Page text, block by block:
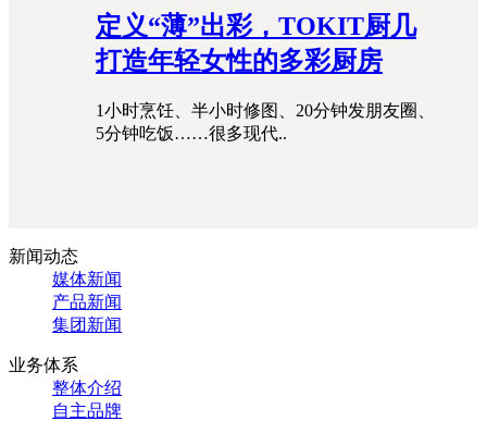
定义“薄”出彩，TOKIT厨几
打造年轻女性的多彩厨房
1小时烹饪、半小时修图、20分钟发朋友圈、
5分钟吃饭……很多现代..
新闻动态
媒体新闻
产品新闻
集团新闻
业务体系
整体介绍
自主品牌